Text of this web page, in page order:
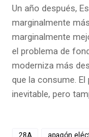
Un año después,
marginalmente
marginalmente
el problema de
moderniza más
que la consume.
inevitable, pero
28A apagón